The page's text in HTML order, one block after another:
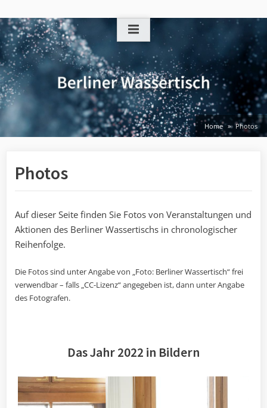
to
content
Home Photos
Photos
Auf dieser Seite finden Sie Fotos von Veranstaltungen und
Aktionen des Berliner Wassertischs in chronologischer
Reihenfolge.
Die Fotos sind unter Angabe von „Foto: Berliner Wassertisch“ frei
verwendbar – falls „CC-Lizenz“ angegeben ist, dann unter Angabe
des Fotografen.
Das Jahr 2022 in Bildern